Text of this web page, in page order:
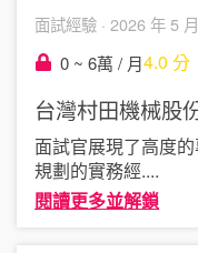
面試經驗 · 2026 年 5 月
0 ~ 6萬 / 月4.0 分
台灣村田機械股
面試官展現了高度
規劃的實務經....
閱讀更多並解鎖